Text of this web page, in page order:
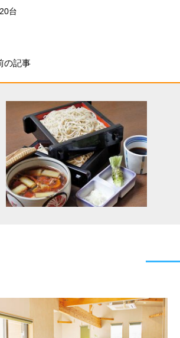
20台
の記事